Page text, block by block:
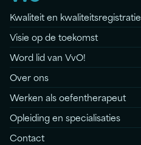
Kwaliteit en kwaliteitsregistratie
Visie op de toekomst
Word lid van VvO!
Over ons
Werken als oefentherapeut
Opleiding en specialisaties
Contact